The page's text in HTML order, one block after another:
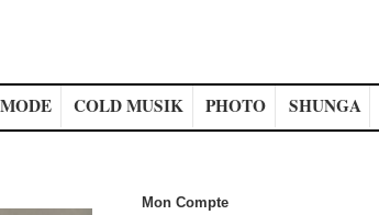
MODE COLD MUSIK PHOTO SHUNGA
Mon Compte